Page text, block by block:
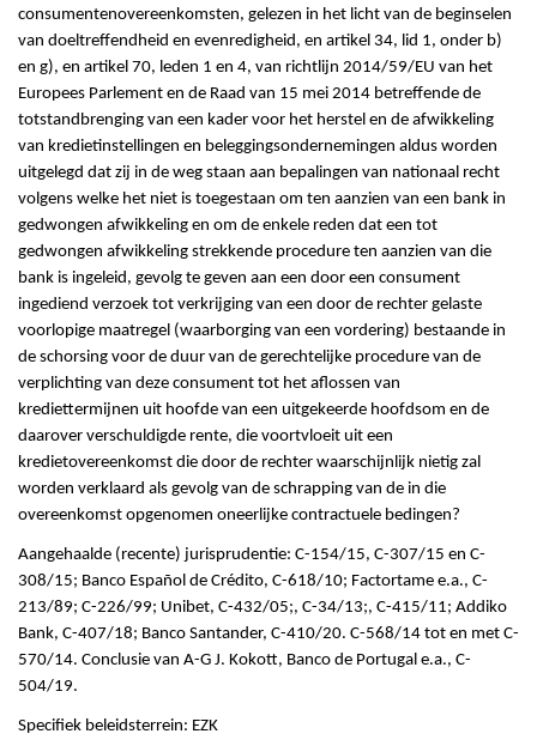
consumentenovereenkomsten, gelezen in het licht van de beginselen
van doeltreffendheid en evenredigheid, en artikel 34, lid 1, onder b)
en g), en artikel 70, leden 1 en 4, van richtlijn 2014/59/EU van het
Europees Parlement en de Raad van 15 mei 2014 betreffende de
totstandbrenging van een kader voor het herstel en de afwikkeling
van kredietinstellingen en beleggingsondernemingen aldus worden
uitgelegd dat zij in de weg staan aan bepalingen van nationaal recht
volgens welke het niet is toegestaan om ten aanzien van een bank in
gedwongen afwikkeling en om de enkele reden dat een tot
gedwongen afwikkeling strekkende procedure ten aanzien van die
bank is ingeleid, gevolg te geven aan een door een consument
ingediend verzoek tot verkrijging van een door de rechter gelaste
voorlopige maatregel (waarborging van een vordering) bestaande in
de schorsing voor de duur van de gerechtelijke procedure van de
verplichting van deze consument tot het aflossen van
krediettermijnen uit hoofde van een uitgekeerde hoofdsom en de
daarover verschuldigde rente, die voortvloeit uit een
kredietovereenkomst die door de rechter waarschijnlijk nietig zal
worden verklaard als gevolg van de schrapping van de in die
overeenkomst opgenomen oneerlijke contractuele bedingen?
Aangehaalde (recente) jurisprudentie: C-154/15, C-307/15 en C-
308/15; Banco Español de Crédito, C-618/10; Factortame e.a., C-
213/89; C-226/99; Unibet, C-432/05;, C-34/13;, C-415/11; Addiko
Bank, C-407/18; Banco Santander, C-410/20. C-568/14 tot en met C-
570/14. Conclusie van A-G J. Kokott, Banco de Portugal e.a., C-
504/19.
Specifiek beleidsterrein: EZK